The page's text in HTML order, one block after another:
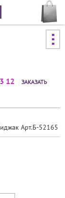
12
ЗАКАЗАТЬ
Арт.Б-52165